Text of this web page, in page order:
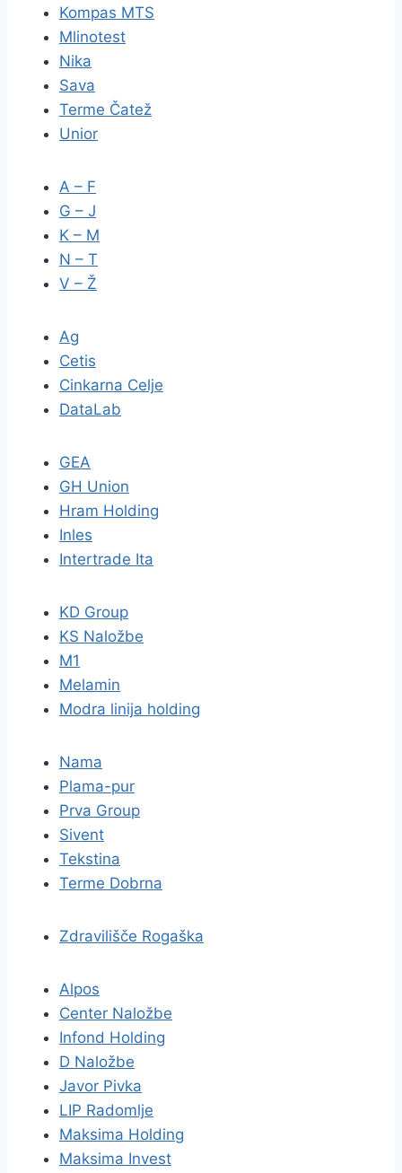
Kompas MTS
Mlinotest
Nika
Sava
Terme Čatež
Unior
A – F
G – J
K – M
N – T
V – Ž
Ag
Cetis
Cinkarna Celje
DataLab
GEA
GH Union
Hram Holding
Inles
Intertrade Ita
KD Group
KS Naložbe
M1
Melamin
Modra linija holding
Nama
Plama-pur
Prva Group
Sivent
Tekstina
Terme Dobrna
Zdravilišče Rogaška
Alpos
Center Naložbe
Infond Holding
D Naložbe
Javor Pivka
LIP Radomlje
Maksima Holding
Maksima Invest